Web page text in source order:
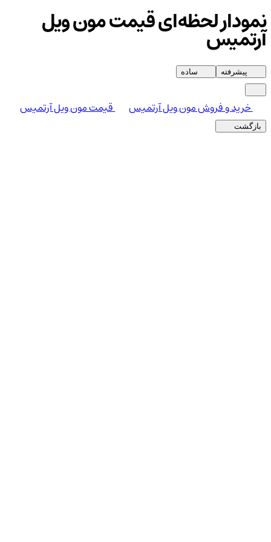
نمودار لحظه‌ای قیمت مون ویل
آرتمیس
پیشرفته ساده
خرید و فروش مون ویل آرتمیس قیمت مون ویل آرتمیس
بازگشت